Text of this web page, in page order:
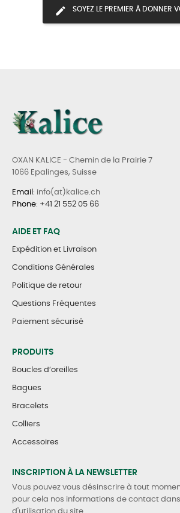
SOYEZ LE PREMIER À DONNER
OXAN KALICE - Chemin de la Prairie 7
1066 Epalinges, Suisse
Email : info(at)kalice.ch
Phone: +41 21 552 05 66
AIDE ET FAQ
Expédition et Livraison
Conditions Générales
Politique de retour
Questions Fréquentes
Paiement sécurisé
PRODUITS
Boucles d’oreilles
Bagues
Bracelets
Colliers
Accessoires
INSCRIPTION À LA NEWSLETTER
Vous pouvez vous désinscrire à tout
pour cela nos informations de contact